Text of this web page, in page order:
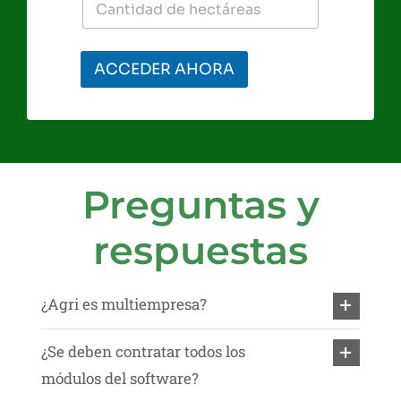
ACCEDER AHORA
Preguntas y
respuestas
¿Agri es multiempresa?
¿Se deben contratar todos los
módulos del software?